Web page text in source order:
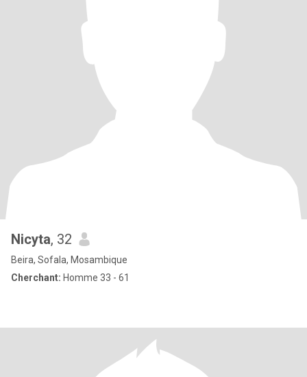
Nicyta, 32
Beira, Sofala, Mosambique
Cherchant: Homme 33 - 61